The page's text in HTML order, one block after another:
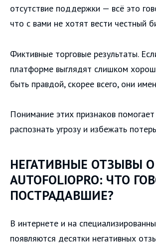
отсутствие поддержки — всё это
что с вами не хотят вести честный
Фиктивные торговые результаты.
платформе выглядят слишком
быть правдой, скорее всего, они
Понимание этих признаков
распознать угрозу и избежать
НЕГАТИВНЫЕ ОТЗЫВЫ О
AUTOFOLIOPRO: ЧТО
ПОСТРАДАВШИЕ?
В интернете и на
появляются десятки негативных